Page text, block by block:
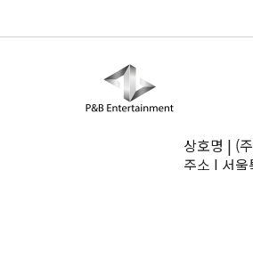
상호명 | (
주소 | 서